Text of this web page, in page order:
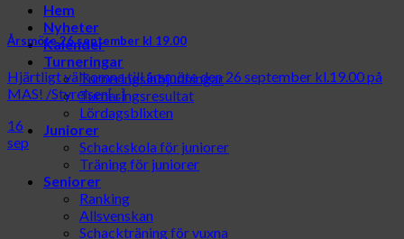
Hem
Nyheter
Kalender
Turneringar
Turneringsinbjudningar
Turneringsresultat
Lördagsblixten
Juniorer
Schackskola för juniorer
Träning för juniorer
Seniorer
Ranking
Allsvenskan
Schackträning för vuxna
Årsmöte 26 september kl 19.00
Hjärtligt välkomna till årsmöte den 26 september kl.19.00 på
MAS! /Styrelsen[...]
16
sep